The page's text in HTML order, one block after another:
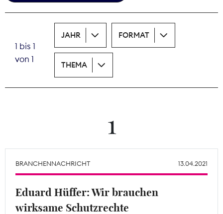
Print
Recht
Tarifpolitik
Theodor-Wolff-Preis
Mitgliederbereich
1 bis 1
von 1
JAHR FORMAT
THEMA
1
BRANCHENNACHRICHT 13.04.2021
Eduard Hüffer: Wir brauchen
wirksame Schutzrechte